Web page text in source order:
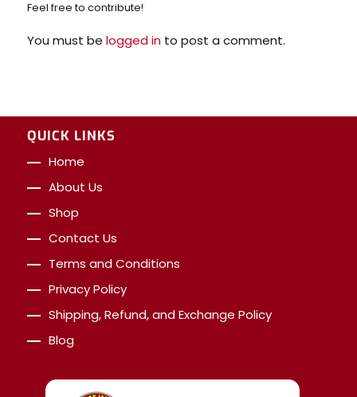
Feel free to contribute!
You must be logged into post a comment.
QUICK LINKS
Home
About Us
Shop
Contact Us
Terms and Conditions
Privacy Policy
Shipping, Refund, and Exchange Policy
Blog